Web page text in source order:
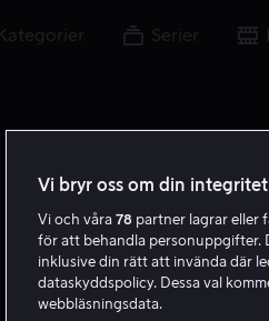
Kategorier Serier
Vi bryr oss om din integritet
Vi och våra 78 partner lagrar eller
för att behandla personuppgifter.
inklusive din rätt att invända där
dataskyddspolicy. Dessa val
webbläsningsdata.